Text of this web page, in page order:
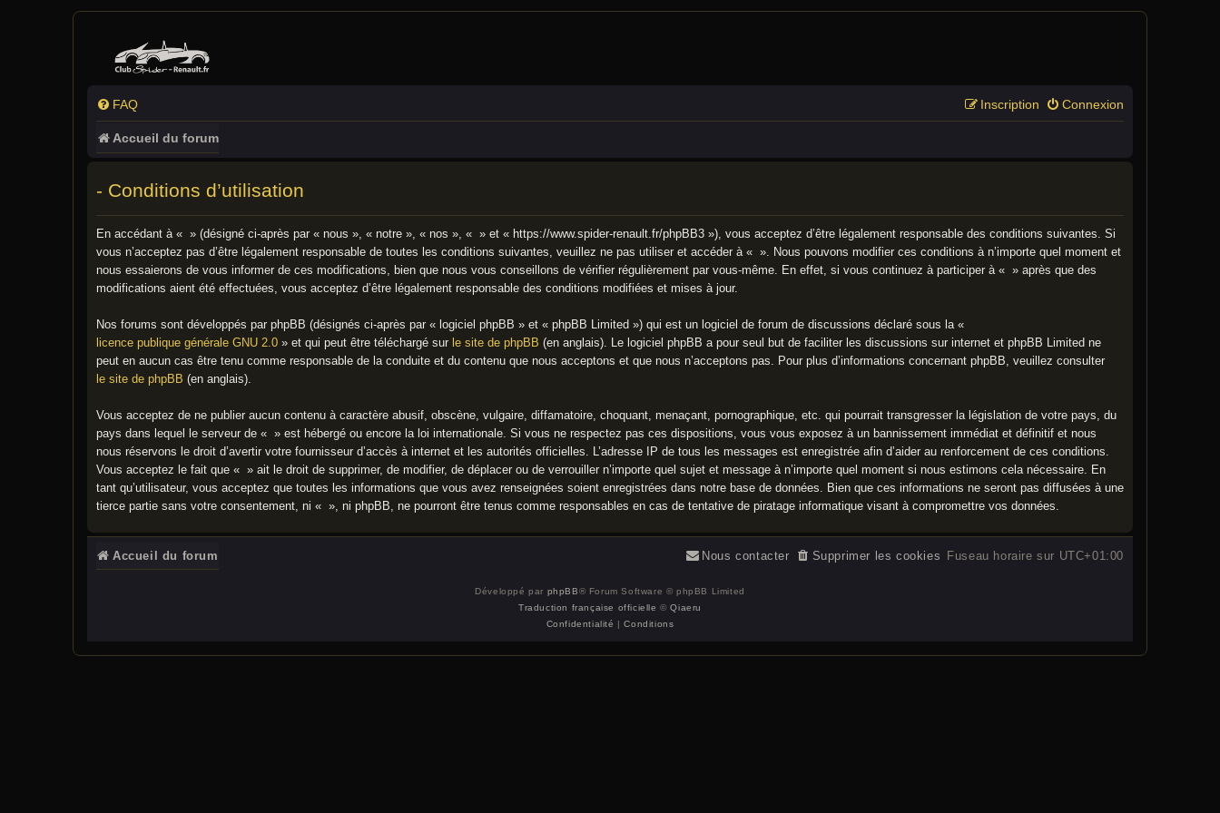
FAQ Connexion
Inscription
Accueil du forum
- Conditions d’utilisation
En accédant à « » (désigné ci-après par « nous », « notre », « nos », « » et « https://www.spider-renault.fr/phpBB3 »), vous acceptez d’être légalement responsable des conditions suivantes. Si
vous n’acceptez pas d’être légalement responsable de toutes les conditions suivantes, veuillez ne pas utiliser et accéder à « ». Nous pouvons modifier ces conditions à n’importe quel moment et
nous essaierons de vous informer de ces modifications, bien que nous vous conseillons de vérifier régulièrement par vous-même. En effet, si vous continuez à participer à « » après que des
modifications aient été effectuées, vous acceptez d’être légalement responsable des conditions modifiées et mises à jour.
Nos forums sont développés par phpBB (désignés ci-après par « logiciel phpBB » et « phpBB Limited ») qui est un logiciel de forum de discussions déclaré sous la «
licence publique générale GNU 2.0 » et qui peut être téléchargé sur le site de phpBB (en anglais). Le logiciel phpBB a pour seul but de faciliter les discussions sur internet et phpBB Limited ne
peut en aucun cas être tenu comme responsable de la conduite et du contenu que nous acceptons et que nous n’acceptons pas. Pour plus d’informations concernant phpBB, veuillez consulter
le site de phpBB (en anglais).
Vous acceptez de ne publier aucun contenu à caractère abusif, obscène, vulgaire, diffamatoire, choquant, menaçant, pornographique, etc. qui pourrait transgresser la législation de votre pays, du
pays dans lequel le serveur de « » est hébergé ou encore la loi internationale. Si vous ne respectez pas ces dispositions, vous vous exposez à un bannissement immédiat et définitif et nous
nous réservons le droit d’avertir votre fournisseur d’accès à internet et les autorités officielles. L’adresse IP de tous les messages est enregistrée afin d’aider au renforcement de ces conditions.
Vous acceptez le fait que « » ait le droit de supprimer, de modifier, de déplacer ou de verrouiller n’importe quel sujet et message à n’importe quel moment si nous estimons cela nécessaire. En
tant qu’utilisateur, vous acceptez que toutes les informations que vous avez renseignées soient enregistrées dans notre base de données. Bien que ces informations ne seront pas diffusées à une
tierce partie sans votre consentement, ni « », ni phpBB, ne pourront être tenus comme responsables en cas de tentative de piratage informatique visant à compromettre vos données.
Accueil du forum Fuseau horaire sur UTC+01:00
Supprimer les cookies
Nous contacter
Développé par phpBB® Forum Software © phpBB Limited
Traduction française officielle ©Qiaeru
Confidentialité |Conditions